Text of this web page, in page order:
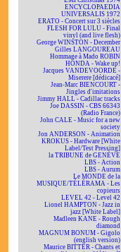
ENCYCLOPAEDIA
UNIVERSALIS 1972
ERATO - Concert sur 3 siècles
FLESH FOR LULU - Final
vinyl (and live flesh)
George WINSTON - December
Gilles LANGOUREAU
Hommage à Mado ROBIN
HONDA - Wake up!
Jacques VANDEVOORDE -
Miserere [dédicacé]
Jean-Marc BIENCOURT -
Jingles d'imitations
Jimmy HALL - Cadillac tracks
Joe DASSIN - CBS 66343
(Radio France)
John CALE - Music for a new
society
Jon ANDERSON - Animation
KROKUS - Hardware [White
Label/Test Pressing]
la TRIBUNE de GENÈVE
LBS - Action
LBS - Aurum
Le MONDE de la
MUSIQUE/TÉLÉRAMA - Les
copieurs
LEVEL 42 - Level 42
Lionel HAMPTON - Jazz in
jazz [White Label]
Madleen KANE - Rough
diamond
MAGNUM BONUM - Gigolo
(english version)
Maurice BITTER - Chants et